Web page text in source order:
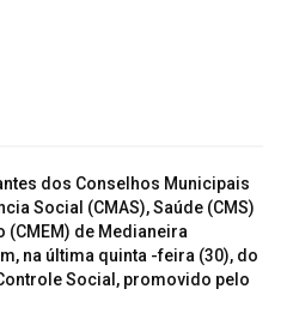
dos Conselhos Municipais
Social (CMAS), Saúde (CMS)
(CMEM) de Medianeira
na última quinta -feira (30), do
Social, promovido pelo